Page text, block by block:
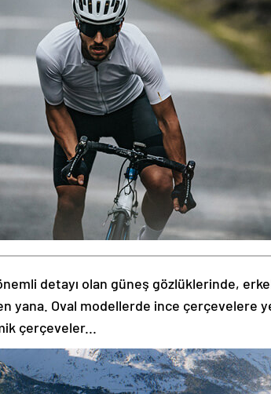
detayı olan güneş gözlüklerinde,
yana. Oval modellerde ince çerçevelere
çerçeveler...